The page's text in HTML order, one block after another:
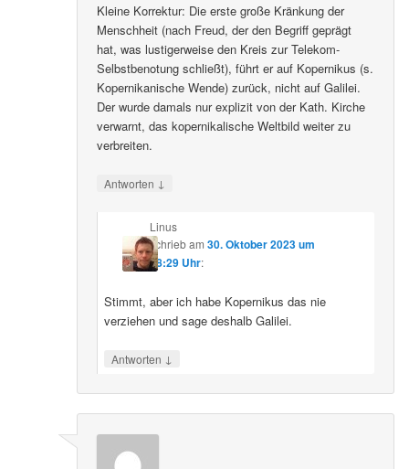
Kleine Korrektur: Die erste große Kränkung der
Menschheit (nach Freud, der den Begriff geprägt
hat, was lustigerweise den Kreis zur Telekom-
Selbstbenotung schließt), führt er auf Kopernikus (s.
Kopernikanische Wende) zurück, nicht auf Galilei.
Der wurde damals nur explizit von der Kath. Kirche
verwarnt, das kopernikalische Weltbild weiter zu
verbreiten.
Antworten ↓
Linus
schriebam 30. Oktober 2023 um
08:29 Uhr:
Stimmt, aber ich habe Kopernikus das nie
verziehen und sage deshalb Galilei.
Antworten ↓